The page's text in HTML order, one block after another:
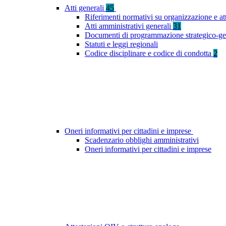
Atti generali 45
Riferimenti normativi su organizzazione e
Atti amministrativi generali 31
Documenti di programmazione strategico-
Statuti e leggi regionali
Codice disciplinare e codice di condotta 2
Oneri informativi per cittadini e imprese
Scadenzario obblighi amministrativi
Oneri informativi per cittadini e imprese